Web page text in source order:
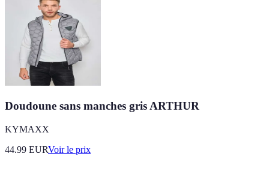
Doudoune sans manches gris ARTHUR
KYMAXX
44.99 EURVoir le prix